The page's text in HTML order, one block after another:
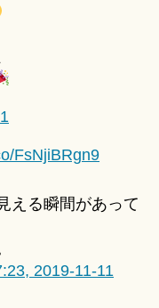
FsNjiBRgn9
える瞬間があって
2019-11-11